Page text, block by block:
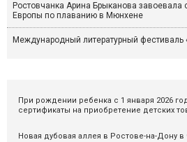
Ростовчанка Арина Брыканова завоевала
Европы по плаванию в Мюнхене
Международный литературный фестиваль
При рождении ребенка с 1 января 2026
сертификаты на приобретение детских
Новая дубовая аллея в Ростове-на-Дону